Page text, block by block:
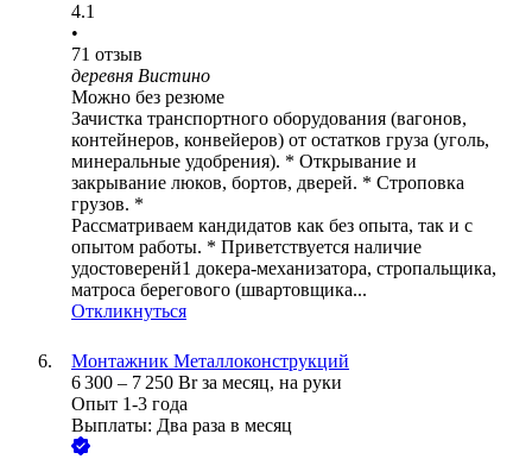
4.1
•
71 отзыв
деревня Вистино
Можно без резюме
Зачистка транспортного оборудования (вагонов,
контейнеров, конвейеров) от остатков груза (уголь,
минеральные удобрения). * Открывание и
закрывание люков, бортов, дверей. * Строповка
грузов. *
Рассматриваем кандидатов как без опыта, так и с
опытом работы. * Приветствуется наличие
удостоверенй1 докера-механизатора, стропальщика,
матроса берегового (швартовщика...
Откликнуться
Монтажник Металлоконструкций
6 300 – 7 250 Br за месяц, на руки
Опыт 1-3 года
Выплаты: Два раза в месяц